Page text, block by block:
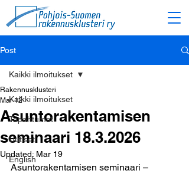
Post
Kaikki ilmoitukset
Tapahtumat
Uutiset
English
Kaikki ilmoitukset
Asuntorakentamisen
seminaari 18.3.2026
Rakennusklusteri
Mar 12
Updated: Mar 19
Asuntorakentamisen seminaari –